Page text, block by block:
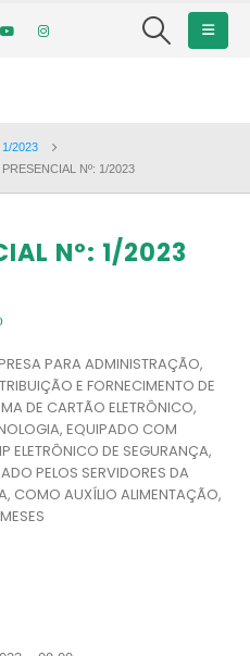
1/2023
Nº: 1/2023
Nº: 1/2023
PARA ADMINISTRAÇÃO,
E FORNECIMENTO DE
DE CARTÃO ELETRÔNICO,
EQUIPADO COM
ELETRÔNICO DE SEGURANÇA,
PELOS SERVIDORES DA
COMO AUXÍLIO ALIMENTAÇÃO,